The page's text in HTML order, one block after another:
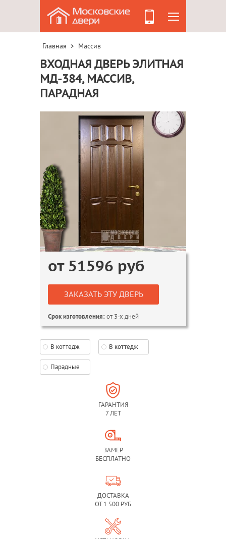
Главная > Массив
ВХОДНАЯ ДВЕРЬ ЭЛИТНАЯ
МД-384, МАССИВ,
ПАРАДНАЯ
от 51596 руб
ЗАКАЗАТЬ ЭТУ ДВЕРЬ
Срок изготовления:от 3-х дней
В коттедж В коттедж
Парадные
ГАРАНТИЯ
7 ЛЕТ
ЗАМЕР
БЕСПЛАТНО
ДОСТАВКА
ОТ 1 500 РУБ